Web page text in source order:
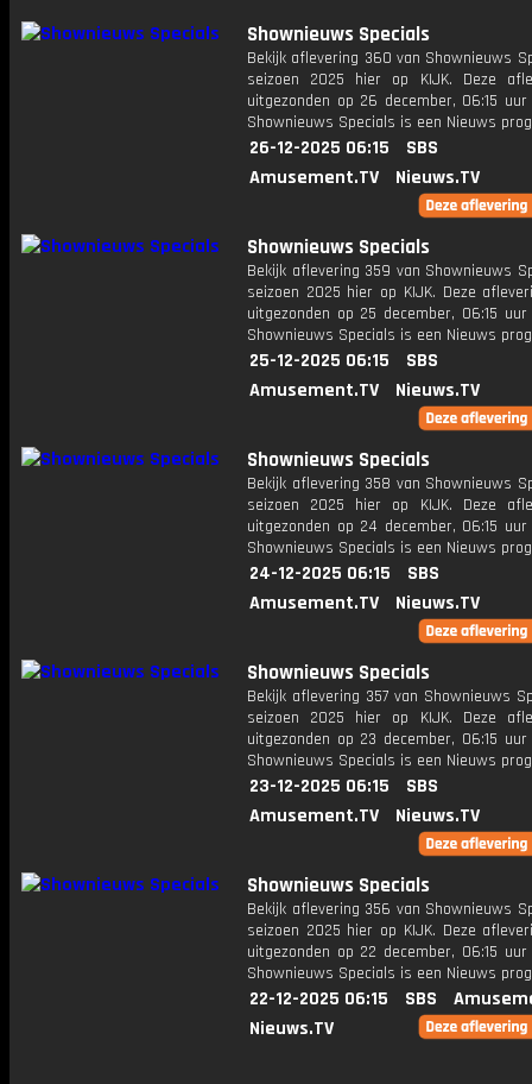
Shownieuws Specials
Bekijk aflevering 360 van Shownieuws
seizoen 2025 hier op KIJK. Deze
uitgezonden op 26 december, 06:15
Shownieuws Specials is een Nieuws
26-12-2025 06:15
SBS
Amusement.TV
Nieuws.TV
Shownieuws Specials
Bekijk aflevering 359 van Shownieuws
seizoen 2025 hier op KIJK. Deze
uitgezonden op 25 december, 06:15
Shownieuws Specials is een Nieuws
25-12-2025 06:15
SBS
Amusement.TV
Nieuws.TV
Shownieuws Specials
Bekijk aflevering 358 van Shownieuws
seizoen 2025 hier op KIJK. Deze
uitgezonden op 24 december, 06:15
Shownieuws Specials is een Nieuws
24-12-2025 06:15
SBS
Amusement.TV
Nieuws.TV
Shownieuws Specials
Bekijk aflevering 357 van Shownieuws
seizoen 2025 hier op KIJK. Deze
uitgezonden op 23 december, 06:15
Shownieuws Specials is een Nieuws
23-12-2025 06:15
SBS
Amusement.TV
Nieuws.TV
Shownieuws Specials
Bekijk aflevering 356 van Shownieuws
seizoen 2025 hier op KIJK. Deze
uitgezonden op 22 december, 06:15
Shownieuws Specials is een Nieuws
22-12-2025 06:15 SBS
Nieuws.TV